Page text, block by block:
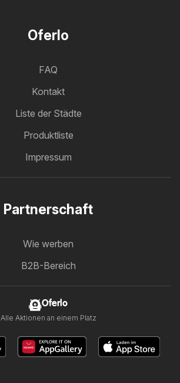
Oferlo
FAQ
Kontakt
Liste der Städte
Produktliste
Impressum
Partnerschaft
Wie werben
B2B-Bereich
Oferlo
Alle Aktionen an einem Platz